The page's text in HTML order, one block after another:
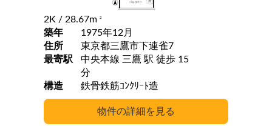
2K / 28.67m 2
築年
1975年12月
住所
東京都三鷹市下連雀7
最寄駅
中央本線 三鷹 駅 徒歩 15
分
構造
鉄骨鉄筋ｺﾝｸﾘｰﾄ造